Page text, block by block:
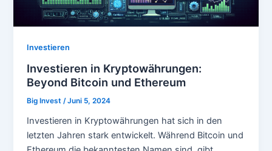
Investieren
Investieren in Kryptowährungen:
Beyond Bitcoin und Ethereum
Big Invest/Juni 5, 2024
Investieren in Kryptowährungen hat sich in den
letzten Jahren stark entwickelt. Während Bitcoin und